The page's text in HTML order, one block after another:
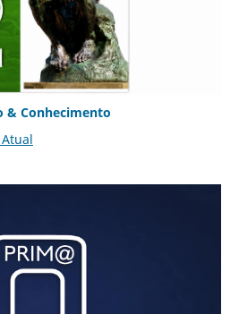
& Conhecimento